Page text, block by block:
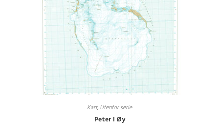
Kart, Utenfor serie
Peter I Øy